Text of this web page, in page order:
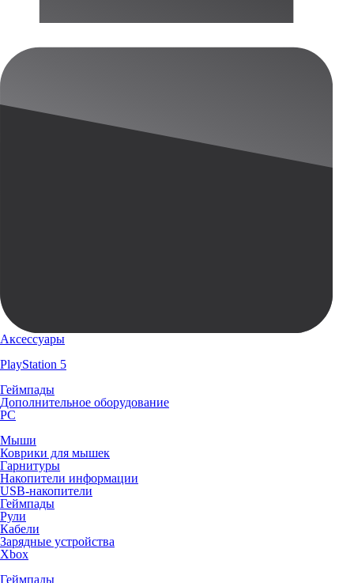
Аксессуары
PlayStation 5
Геймпады
Дополнительное оборудование
PC
Мыши
Коврики для мышек
Гарнитуры
Накопители информации
USB-накопители
Геймпады
Рули
Кабели
Зарядные устройства
Xbox
Геймпады